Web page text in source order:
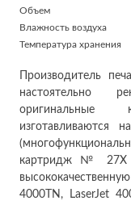
Объем
Влажность воздуха
Температура хранения
Производитель
настоятельно
оригинальные
картридж № 27X
4000TN, LaserJet